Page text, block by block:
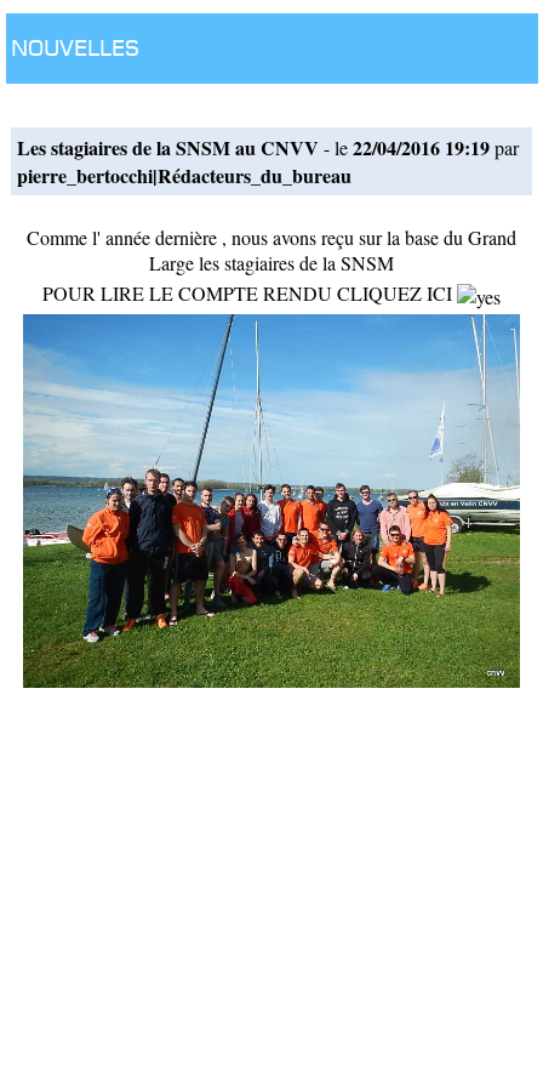
Nouvelles
Les stagiaires de la SNSM au CNVV- le22/04/2016 19:19par
pierre_bertocchi|Rédacteurs_du_bureau
Comme l' année dernière , nous avons reçu sur la base du Grand
Large les stagiaires de la SNSM
POUR LIRE LE COMPTE RENDU CLIQUEZ ICI